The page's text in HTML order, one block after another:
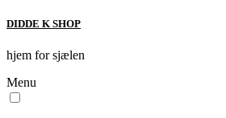
DIDDE K SHOP
hjem for sjælen
Menu